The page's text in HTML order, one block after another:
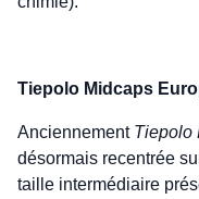
Tiepolo Midcaps
AnciennementTiepolo
désormais recentrée
taille intermédiaire